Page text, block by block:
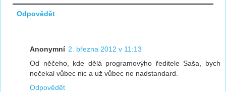
Odpovědět
Anonymní 2. března 2012 v 11:13
Od něčeho, kde dělá programovýho ředitele Saša, bych
nečekal vůbec nic a už vůbec ne nadstandard.
Odpovědět